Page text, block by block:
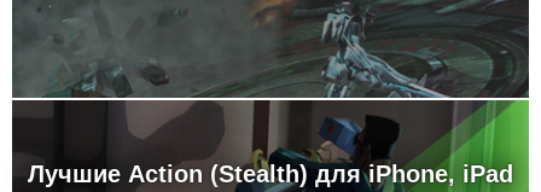
Лучшие Action (Stealth) для iPhone, iPad